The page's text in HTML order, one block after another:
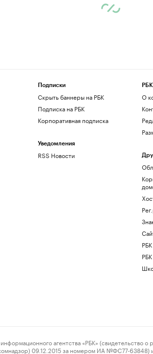
Подписки
Скрыть баннеры на РБК
Подписка на РБК
Корпоративная подписка
Уведомления
RSS Новости
РБК
О
агентства «РБК» (свидетельство о
09.12.2015 за номером ИА №ФС77-63848)